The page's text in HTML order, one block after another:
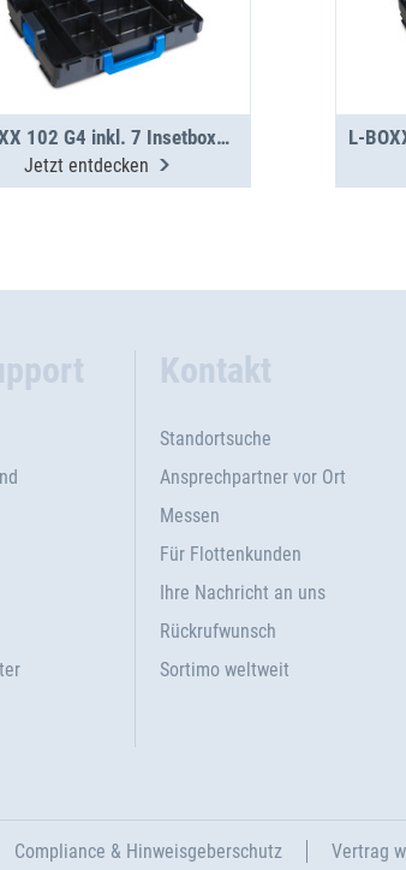
L-BOXX 102 G4 inkl. 7 Insetboxen H63
Jetzt entdecken
Kontakt
Standortsuche
Ansprechpartner vor Ort
Messen
Für Flottenkunden
Ihre Nachricht an uns
Rückrufwunsch
Sortimo weltweit
Compliance & Hinweisgeberschutz Vertrag